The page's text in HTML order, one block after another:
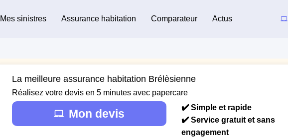
Mes sinistres Assurance habitation Comparateur Actus
La meilleure assurance habitation Brélèsienne
Réalisez votre devis en 5 minutes avec papercare
Mon devis
✔️ Simple et rapide
✔️ Service gratuit et sans
engagement